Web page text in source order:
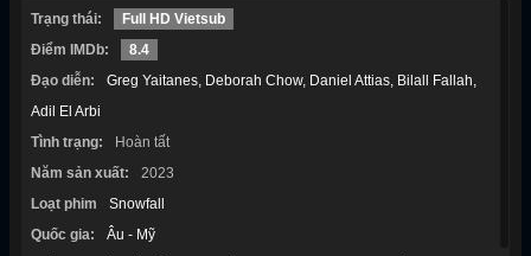
Trạng thái:
Full HD Vietsub
Điểm IMDb:
8.4
Đạo diễn:
Greg Yaitanes Deborah Chow Daniel Attias Bilall Fallah
Adil El Arbi
Tình trạng:
Hoàn tất
Năm sản xuất:
2023
Loạt phim
Snowfall
Quốc gia:
Âu - Mỹ